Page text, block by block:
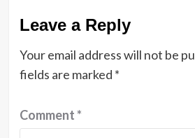
Leave a Reply
Your email address will not be
fields are marked *
Comment*